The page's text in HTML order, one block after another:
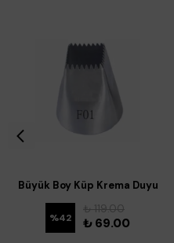
Büyük Boy Küp Krema Duyu
36x20x40 Mm (DY-F01)
%42
₺ 119.00
₺ 69.00